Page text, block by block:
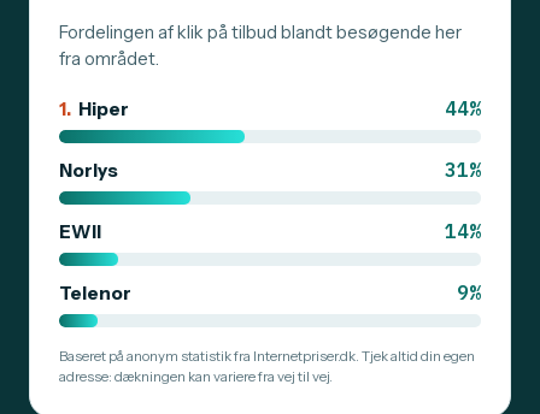
Fordelingen af klik på tilbud blandt besøgende her
fra området.
1. Hiper 44%
Norlys 31%
EWII 14%
Telenor 9%
Baseret på anonym statistik fra Internetpriser.dk. Tjek altid din egen
adresse: dækningen kan variere fra vej til vej.